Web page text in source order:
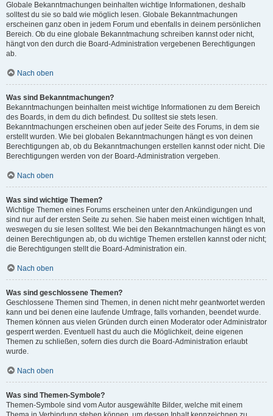
Globale Bekanntmachungen beinhalten wichtige Informationen, deshalb
solltest du sie so bald wie möglich lesen. Globale Bekanntmachungen
erscheinen ganz oben in jedem Forum und ebenfalls in deinem persönlichen
Bereich. Ob du eine globale Bekanntmachung schreiben kannst oder nicht,
hängt von den durch die Board-Administration vergebenen Berechtigungen
ab.
Nach oben
Was sind Bekanntmachungen?
Bekanntmachungen beinhalten meist wichtige Informationen zu dem Bereich
des Boards, in dem du dich befindest. Du solltest sie stets lesen.
Bekanntmachungen erscheinen oben auf jeder Seite des Forums, in dem sie
erstellt wurden. Wie bei globalen Bekanntmachungen hängt es von deinen
Berechtigungen ab, ob du Bekanntmachungen erstellen kannst oder nicht. Die
Berechtigungen werden von der Board-Administration vergeben.
Nach oben
Was sind wichtige Themen?
Wichtige Themen eines Forums erscheinen unter den Ankündigungen und
sind nur auf der ersten Seite zu sehen. Sie haben meist einen wichtigen Inhalt,
weswegen du sie lesen solltest. Wie bei den Bekanntmachungen hängt es von
deinen Berechtigungen ab, ob du wichtige Themen erstellen kannst oder nicht;
die Berechtigungen stellt die Board-Administration ein.
Nach oben
Was sind geschlossene Themen?
Geschlossene Themen sind Themen, in denen nicht mehr geantwortet werden
kann und bei denen eine laufende Umfrage, falls vorhanden, beendet wurde.
Themen können aus vielen Gründen durch einen Moderator oder Administrator
gesperrt werden. Eventuell hast du auch die Möglichkeit, deine eigenen
Themen zu schließen, sofern dies durch die Board-Administration erlaubt
wurde.
Nach oben
Was sind Themen-Symbole?
Themen-Symbole sind vom Autor ausgewählte Bilder, welche mit einem